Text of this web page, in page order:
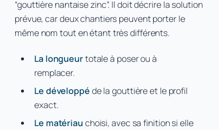
“gouttière nantaise zinc”. Il doit décrire la solution
prévue, car deux chantiers peuvent porter le
même nom tout en étant très différents.
La longueurtotale à poser ou à
remplacer.
Le développé de la gouttière et le profil
exact.
Le matériau choisi, avec sa finition si elle